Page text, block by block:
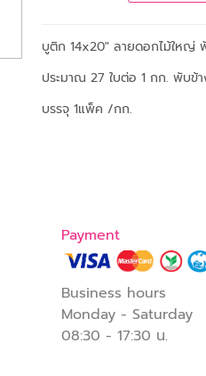
บูติก 14x20" ลายดอกไม้ใหญ่
ประมาณ 27 ใบต่อ 1 กก. พับข้
บรรจุ 1แพ็ค /กก.
Payment
Business hours
Monday - Saturday
08:30 - 17:30 น.